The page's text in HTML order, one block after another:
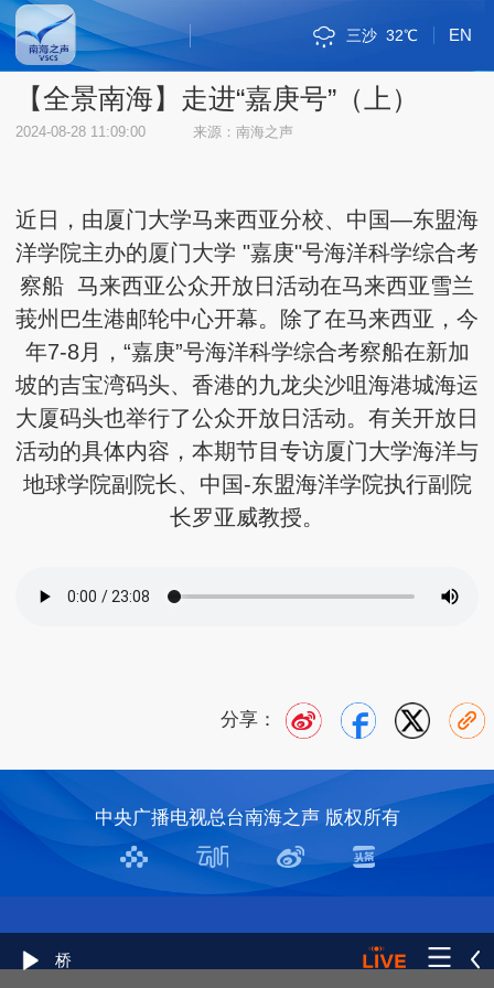
EN
河内 38℃
三沙 32℃
三亚 30℃
琼海 34℃
海口 32℃
斯里巴加湾 34℃
金边 34℃
雅加达 33℃
万象 31℃
吉隆坡 34℃
马尼拉 30℃
新加坡市 33℃
曼谷 34℃
内比都 31℃
河内 38℃
三沙 32℃
【全景南海】走进“嘉庚号”（上）
2024-08-28 11:09:00 来源：南海之声
近日，由厦门大学马来西亚分校、中国—东盟海
洋学院主办的厦门大学 "嘉庚"号海洋科学综合考
察船 马来西亚公众开放日活动在马来西亚雪兰
莪州巴生港邮轮中心开幕。除了在马来西亚，今
年7-8月，“嘉庚”号海洋科学综合考察船在新加
坡的吉宝湾码头、香港的九龙尖沙咀海港城海运
大厦码头也举行了公众开放日活动。有关开放日
活动的具体内容，本期节目专访厦门大学海洋与
地球学院副院长、中国-东盟海洋学院执行副院
长罗亚威教授。
分享：
桥
中央广播电视总台南海之声 版权所有